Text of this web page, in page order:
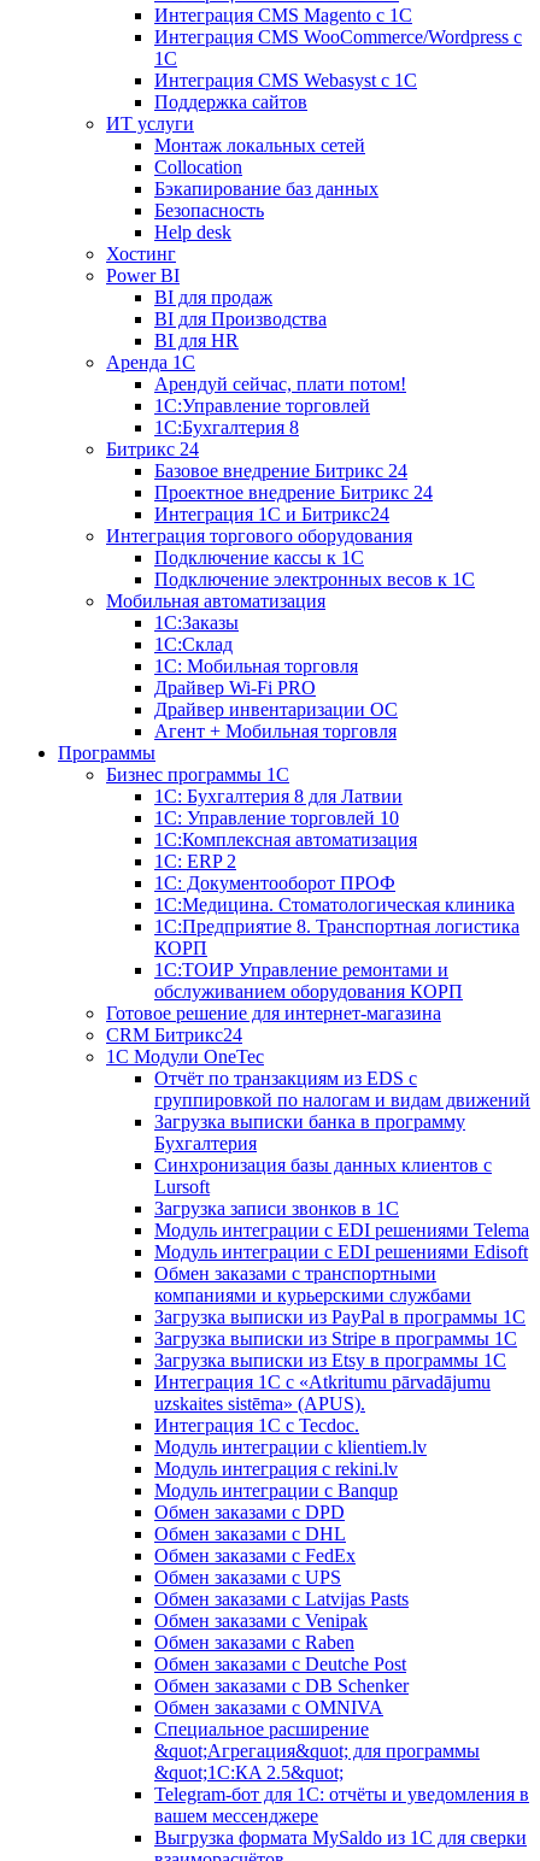
Интеграция CMS Magento с 1С
Интеграция CMS WooCommerce/Wordpress с
1С
Интеграция CMS Webasyst с 1С
Поддержка сайтов
ИТ услуги
Монтаж локальных сетей
Collocation
Бэкапирование баз данных
Безопасность
Help desk
Хостинг
Power BI
BI для продаж
BI для Производства
BI для HR
Аренда 1C
Арендуй сейчас, плати потом!
1С:Управление торговлей
1С:Бухгалтерия 8
Битрикс 24
Базовое внедрение Битрикс 24
Проектное внедрение Битрикс 24
Интеграция 1С и Битрикс24
Интеграция торгового оборудования
Подключение кассы к 1С
Подключение электронных весов к 1С
Мобильная автоматизация
1С:Заказы
1С:Склад
1С: Мобильная торговля
Драйвер Wi-Fi PRO
Драйвер инвентаризации ОС
Агент + Мобильная торговля
Программы
Бизнес программы 1С
1С: Бухгалтерия 8 для Латвии
1С: Управление торговлей 10
1C:Комплексная автоматизация
1С: ERP 2
1С: Документооборот ПРОФ
1С:Медицина. Стоматологическая клиника
1С:Предприятие 8. Транспортная логистика
КОРП
1С:ТОИР Управление ремонтами и
обслуживанием оборудования КОРП
Готовое решение для интернет-магазина
CRM Битрикс24
1C Модули OneTec
Отчёт по транзакциям из EDS с
группировкой по налогам и видам движений
Загрузка выписки банка в программу
Бухгалтерия
Синхронизация базы данных клиентов с
Lursoft
Загрузка записи звонков в 1С
Модуль интеграции с EDI решениями Telema
Модуль интеграции с EDI решениями Edisoft
Обмен заказами с транспортными
компаниями и курьерскими службами
Загрузка выписки из PayPal в программы 1C
Загрузка выписки из Stripe в программы 1C
Загрузка выписки из Etsy в программы 1C
Интеграция 1С с «Atkritumu pārvadājumu
uzskaites sistēma» (APUS).
Интеграция 1С с Tecdoc.
Модуль интеграции с klientiem.lv
Модуль интеграция с rekini.lv
Модуль интеграции с Banqup
Обмен заказами с DPD
Обмен заказами с DHL
Обмен заказами с FedEx
Обмен заказами с UPS
Обмен заказами с Latvijas Pasts
Обмен заказами с Venipak
Обмен заказами с Raben
Обмен заказами с Deutche Post
Обмен заказами с DB Schenker
Обмен заказами с OMNIVA
Специальное расширение
&quot;Агрегация&quot; для программы
&quot;1С:КA 2.5&quot;
Telegram-бот для 1С: отчёты и уведомления в
вашем мессенджере
Выгрузка формата MySaldo из 1C для сверки